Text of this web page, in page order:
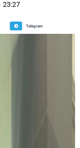
23:27
Telegram